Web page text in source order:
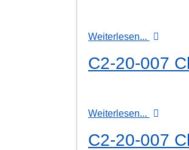
Weiterlesen...
C2-20-007
Weiterlesen...
C2-20-007